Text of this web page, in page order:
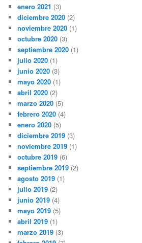
enero 2021 (3)
diciembre 2020 (2)
noviembre 2020 (1)
octubre 2020 (3)
septiembre 2020 (1)
julio 2020 (1)
junio 2020 (3)
mayo 2020 (1)
abril 2020 (2)
marzo 2020 (5)
febrero 2020 (4)
enero 2020 (5)
diciembre 2019 (3)
noviembre 2019 (1)
octubre 2019 (6)
septiembre 2019 (2)
agosto 2019 (1)
julio 2019 (2)
junio 2019 (4)
mayo 2019 (5)
abril 2019 (1)
marzo 2019 (3)